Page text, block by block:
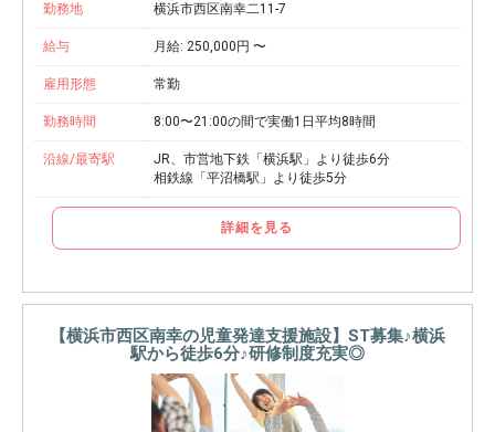
勤務地 横浜市西区南幸二11-7
給与 月給: 250,000円 〜
雇用形態 常勤
勤務時間 8:00〜21:00の間で実働1日平均8時間
沿線/最寄駅
JR、市営地下鉄「横浜駅」より徒歩6分
相鉄線「平沼橋駅」より徒歩5分
詳細を見る
【横浜市西区南幸の児童発達支援施設】ST募集♪横浜
駅から徒歩6分♪研修制度充実◎